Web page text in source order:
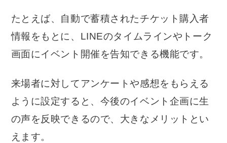
たとえば、自動で蓄積されたチケット購入者
情報をもとに、LINEのタイムラインやトーク
画面にイベント開催を告知できる機能です。
来場者に対してアンケートや感想をもらえる
ように設定すると、今後のイベント企画に生
の声を反映できるので、大きなメリットとい
えます。